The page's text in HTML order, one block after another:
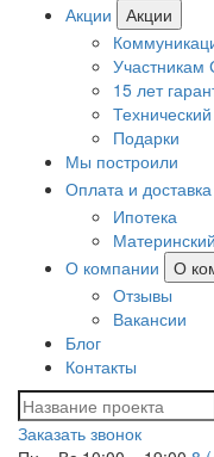
Акции
Акции
15 лет
Подарки
Мы построили
Оплата и доставка
Ипотека
О компании
О
Отзывы
Вакансии
Блог
Контакты
Заказать звонок